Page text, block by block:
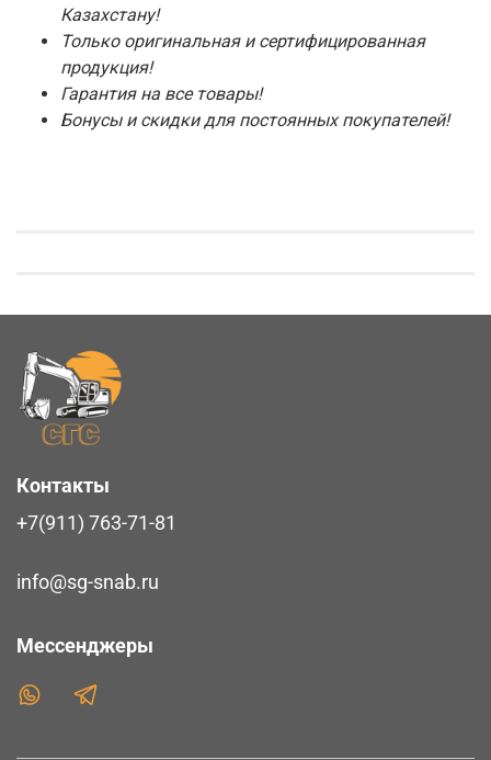
Казахстану!
Только оригинальная и сертифицированная
продукция!
Гарантия на все товары!
Бонусы и скидки для постоянных покупателей!
Контакты
+7(911) 763-71-81
info@sg-snab.ru
Мессенджеры